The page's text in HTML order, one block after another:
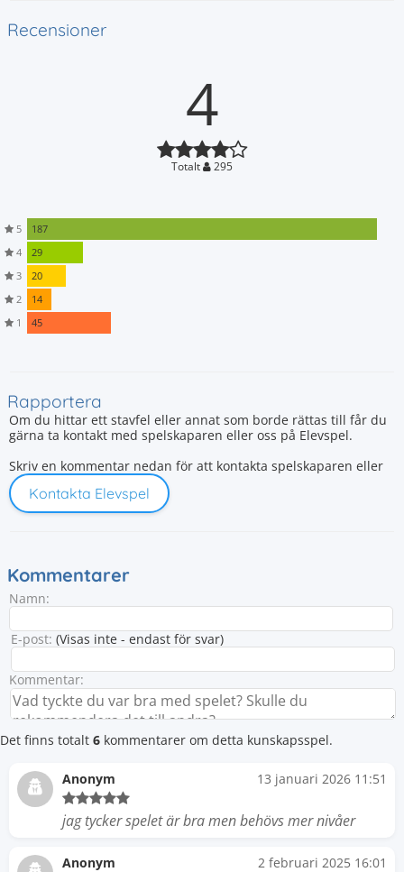
Recensioner
4
Totalt 295
5
187
4
29
3
20
2
14
1
45
Rapportera
Om du hittar ett stavfel eller annat som borde rättas till får du
gärna ta kontakt med spelskaparen eller oss på Elevspel.
Skriv en kommentar nedan för att kontakta spelskaparen eller
Kontakta Elevspel
Kommentarer
Namn:
E-post: (Visas inte - endast för svar)
Kommentar:
Det finns totalt 6 kommentarer om detta kunskapsspel.
Anonym 13 januari 2026 11:51
jag tycker spelet är bra men behövs mer nivåer
Anonym 2 februari 2025 16:01